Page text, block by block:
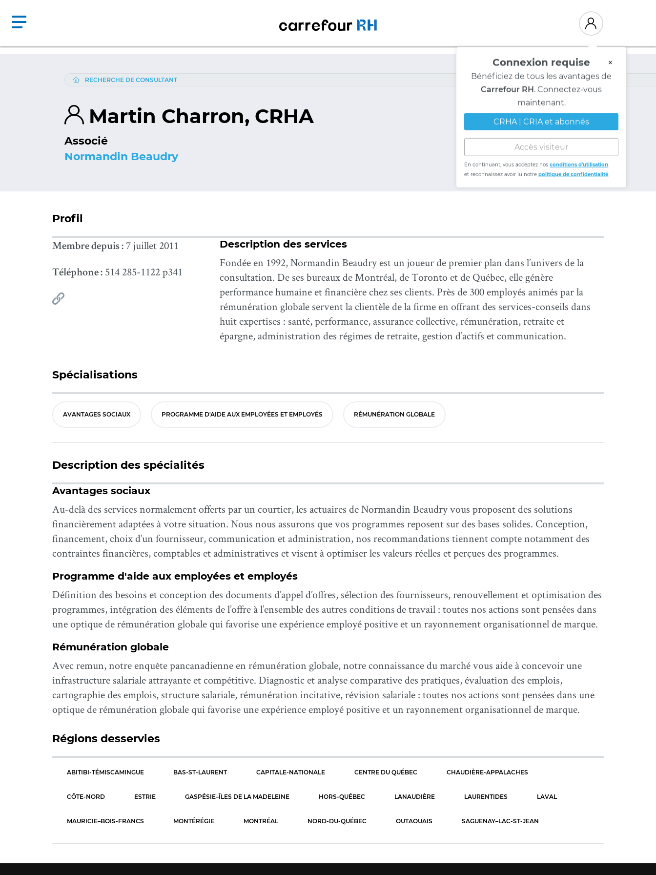
Connexion requise ×
Bénéficiez de tous les avantages de
Carrefour RH . Connectez-vous
maintenant.
CRHA | CRIA et abonnés
Accès visiteur
En continuant, vous acceptez nos conditions d'utilisation
et reconnaissez avoir lu notre politique de confidentialité
RECHERCHE DE CONSULTANT
Martin Charron, CRHA
Associé
Normandin Beaudry
Profil
Membre depuis : 7 juillet 2011
Téléphone : 514 285-1122 p341
Description des services
Fondée en 1992, Normandin Beaudry est un joueur de premier plan dans l’univers de la
consultation. De ses bureaux de Montréal, de Toronto et de Québec, elle génère
performance humaine et financière chez ses clients. Près de 300 employés animés par la
rémunération globale servent la clientèle de la firme en offrant des services-conseils dans
huit expertises : santé, performance, assurance collective, rémunération, retraite et
épargne, administration des régimes de retraite, gestion d’actifs et communication.
Spécialisations
AVANTAGES SOCIAUX PROGRAMME D'AIDE AUX EMPLOYÉES ET EMPLOYÉS RÉMUNÉRATION GLOBALE
Description des spécialités
Avantages sociaux
Au-delà des services normalement offerts par un courtier, les actuaires de Normandin Beaudry vous proposent des solutions
financièrement adaptées à votre situation. Nous nous assurons que vos programmes reposent sur des bases solides. Conception,
financement, choix d’un fournisseur, communication et administration, nos recommandations tiennent compte notamment des
contraintes financières, comptables et administratives et visent à optimiser les valeurs réelles et perçues des programmes.
Programme d'aide aux employées et employés
Définition des besoins et conception des documents d’appel d’offres, sélection des fournisseurs, renouvellement et optimisation des
programmes, intégration des éléments de l’offre à l’ensemble des autres conditions de travail : toutes nos actions sont pensées dans
une optique de rémunération globale qui favorise une expérience employé positive et un rayonnement organisationnel de marque.
Rémunération globale
Avec remun, notre enquête pancanadienne en rémunération globale, notre connaissance du marché vous aide à concevoir une
infrastructure salariale attrayante et compétitive. Diagnostic et analyse comparative des pratiques, évaluation des emplois,
cartographie des emplois, structure salariale, rémunération incitative, révision salariale : toutes nos actions sont pensées dans une
optique de rémunération globale qui favorise une expérience employé positive et un rayonnement organisationnel de marque.
Régions desservies
ABITIBI-TÉMISCAMINGUE BAS-ST-LAURENT CAPITALE-NATIONALE CENTRE DU QUÉBEC CHAUDIÈRE-APPALACHES
CÔTE-NORD ESTRIE GASPÉSIE–ÎLES DE LA MADELEINE HORS-QUÉBEC LANAUDIÈRE LAURENTIDES LAVAL
MAURICIE–BOIS-FRANCS MONTÉRÉGIE MONTRÉAL NORD-DU-QUÉBEC OUTAOUAIS SAGUENAY–LAC-ST-JEAN